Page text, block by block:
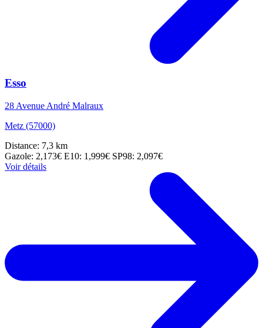
Esso
28 Avenue André Malraux
Metz (57000)
Distance: 7,3 km
Gazole: 2,173€ E10: 1,999€ SP98: 2,097€
Voir détails